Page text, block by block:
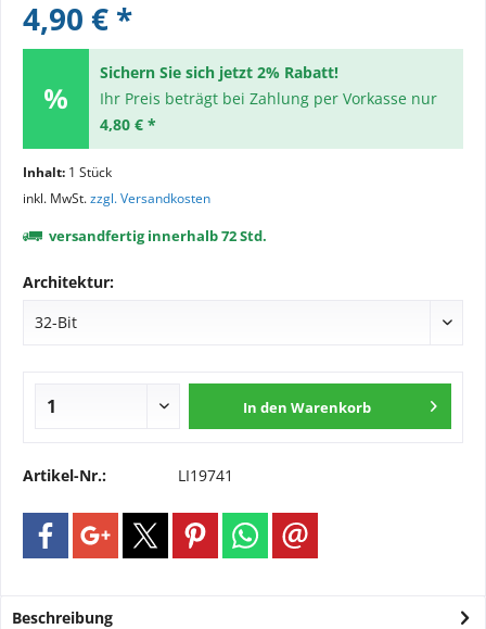
4,90 € *
Sichern Sie sich jetzt 2% Rabatt!
Ihr Preis beträgt bei Zahlung per Vorkasse nur
4,80 € *
Inhalt: 1 Stück
inkl. MwSt.zzgl. Versandkosten
versandfertig innerhalb 72 Std.
Architektur:
In den Warenkorb
Artikel-Nr.: LI19741
Beschreibung